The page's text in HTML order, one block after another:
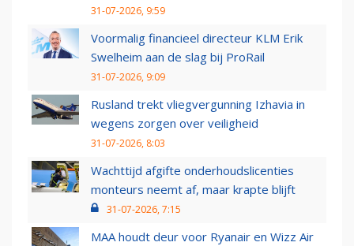
31-07-2026, 9:59
Voormalig financieel directeur KLM Erik
Swelheim aan de slag bij ProRail
31-07-2026, 9:09
Rusland trekt vliegvergunning Izhavia in
wegens zorgen over veiligheid
31-07-2026, 8:03
Wachttijd afgifte onderhoudslicenties
monteurs neemt af, maar krapte blijft
31-07-2026, 7:15
MAA houdt deur voor Ryanair en Wizz Air